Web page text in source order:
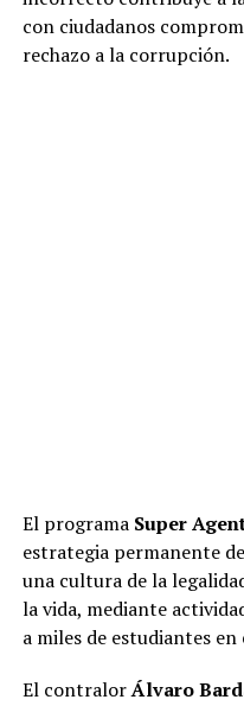
con ciudadanos
rechazo a la corrupción.
El programa Super
estrategia permanente
una cultura de la
la vida, mediante
a miles de estudiantes en
El contralorÁlvaro